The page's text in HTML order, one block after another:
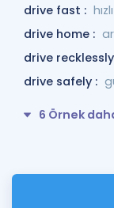
drive fast :
drive home :
drive
drive safely :
6 Örnek